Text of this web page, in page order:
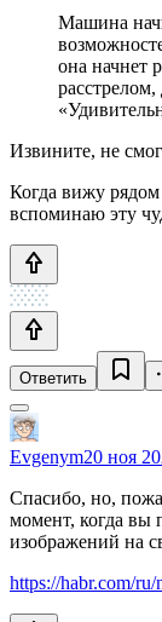
Машина
она начнет
Извините, не
Когда вижу
вспоминаю эту
Ответить
Evgenym20 ноя
Спасибо, но,
момент, когда вы
изображений на
https://habr.com/